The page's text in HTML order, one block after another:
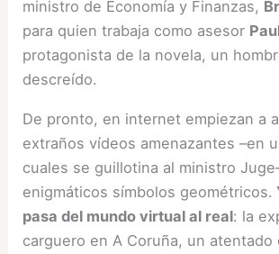
ministro de Economía y Finanzas,
para quien trabaja como asesor
protagonista de la novela, un
descreído.
De pronto, en internet empiezan a
extraños vídeos amenazantes –en
cuales se guillotina al ministro
enigmáticos símbolos geométricos.
pasa del mundo virtual al real: la
carguero en A Coruña, un atentado